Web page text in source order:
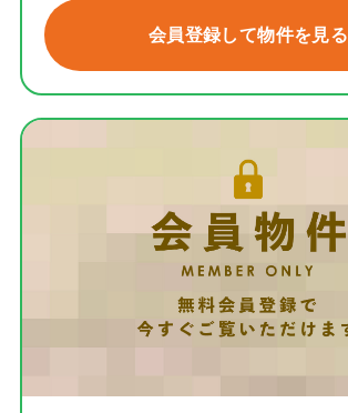
会員登録して物件を見る